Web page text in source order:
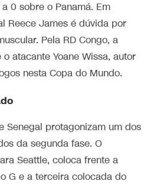
0 sobre o Panamá. Em
Reece James é dúvida por
Pela RD Congo, a
atacante Yoane Wissa, autor
nesta Copa do Mundo.
Senegal protagonizam um dos
da segunda fase. O
Seattle, coloca frente a
G e a terceira colocada do